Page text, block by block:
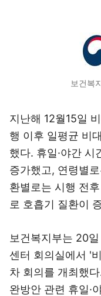
보건복
지난해 12월15일
행 이후 일평균 비
했다. 휴일·야간 시
증가했고, 연령별
환별로는 시행 전
로 호흡기 질환이
보건복지부는 20
센터 회의실에서 '
차 회의를 개최했
완방안 관련 휴일·